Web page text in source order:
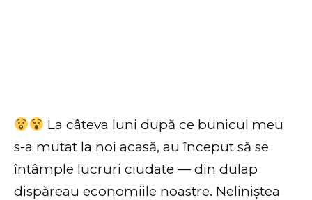
La câteva luni după ce bunicul meu
s-a mutat la noi acasă, au început să se
întâmple lucruri ciudate — din dulap
dispăreau economiile noastre. Neliniștea